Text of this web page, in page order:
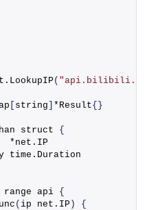
LookupIP (
string *Result{}
struct {
*net.
IP
time.
Duration
api {
( ip net. IP )
{